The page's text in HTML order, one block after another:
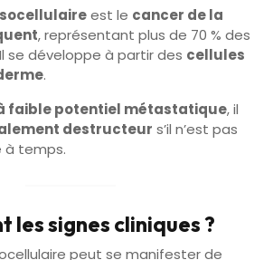
est le cancer de la
, représentant plus de 70 % des
se développe à partir des cellules
.
faible potentiel métastatique, il
destructeur s’il n’est pas
à temps.
les signes cliniques ?
peut se manifester de